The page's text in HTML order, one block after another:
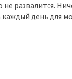
развалится.
день для